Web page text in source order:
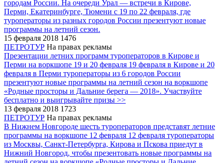
городам России. На очереди Урал ― встречи в Кирове,
Перми, Екатеринбурге, Тюмени с 19 по 22 февраля, где
туроператоры из разных городов России презентуют новые
программы на летний сезон.
15 февраля 2018 1476
ПЕТРОТУР На правах рекламы
Презентации летних программ туроператоров в Кирове и
Перми на воркшопе 19 и 20 февраля 19 февраля в Кирове и 20
февраля в Перми туроператоры из 6 городов России
презентуют новые программы на летний сезон на воркшопе
«Родные просторы и Дальние берега ― 2018». Участвуйте
бесплатно и выигрывайте призы >>
13 февраля 2018 1723
ПЕТРОТУР На правах рекламы
В Нижнем Новгороде шесть туроператоров представят летние
программы на воркшопе 12 февраля 12 февраля туроператоры
из Москвы, Санкт-Петербурга, Кирова и Пскова приедут в
Нижний Новгород, чтобы презентовать новые программы на